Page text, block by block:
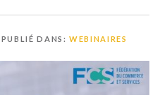
PUBLIÉ DANS:WEBINAIRES